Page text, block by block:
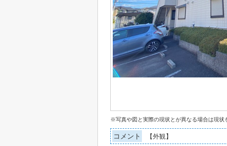
※写真や図と実際の現状とが異なる場合は現状
コメント 【外観】